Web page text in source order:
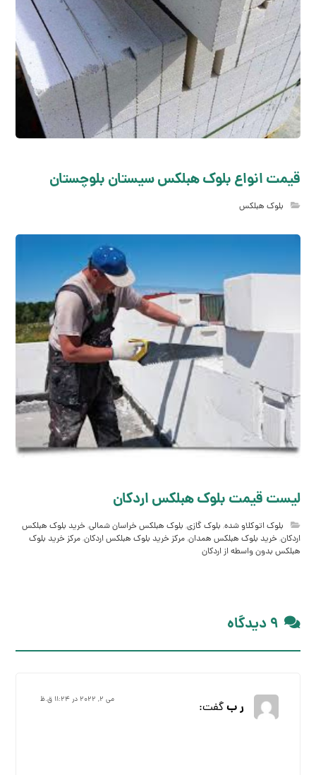
قیمت انواع بلوک هبلکس سیستان بلوچستان
بلوک هبلکس
لیست قیمت بلوک هبلکس اردکان
بلوک اتوکلاو شده, بلوک گازی, بلوک هبلکس خراسان شمالی, خرید بلوک هبلکس
اردکان, خرید بلوک هبلکس همدان,مرکز خرید بلوک هبلکس اردکان,مرکز خرید بلوک
هبلکس بدون واسطه از اردکان
۹ دیدگاه
ر بگفت: می ۲, ۲۰۲۲ در ۱۱:۲۴ ق.ظ